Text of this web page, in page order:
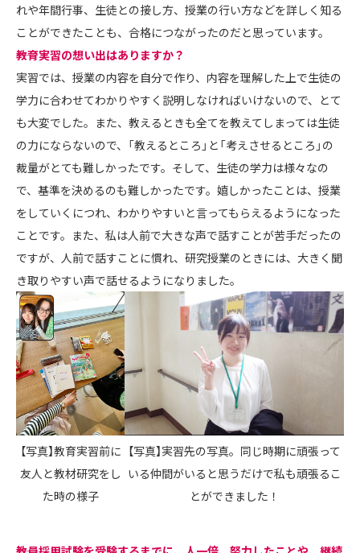
れや年間行事、生徒との接し方、授業の行い方などを詳しく知る
ことができたことも、合格につながったのだと思っています。
――教育実習の想い出はありますか？
実習では、授業の内容を自分で作り、内容を理解した上で生徒の
学力に合わせてわかりやすく説明しなければいけないので、とて
も大変でした。また、教えるときも全てを教えてしまっては生徒
の力にならないので、「教えるところ」と「考えさせるところ」の
裁量がとても難しかったです。そして、生徒の学力は様々なの
で、基準を決めるのも難しかったです。嬉しかったことは、授業
をしていくにつれ、わかりやすいと言ってもらえるようになった
ことです。また、私は人前で大きな声で話すことが苦手だったの
ですが、人前で話すことに慣れ、研究授業のときには、大きく聞
き取りやすい声で話せるようになりました。
【写真】教育実習前に
友人と教材研究をし
た時の様子
【写真】実習先の写真。同じ時期に頑張って
いる仲間がいると思うだけで私も頑張るこ
とができました！